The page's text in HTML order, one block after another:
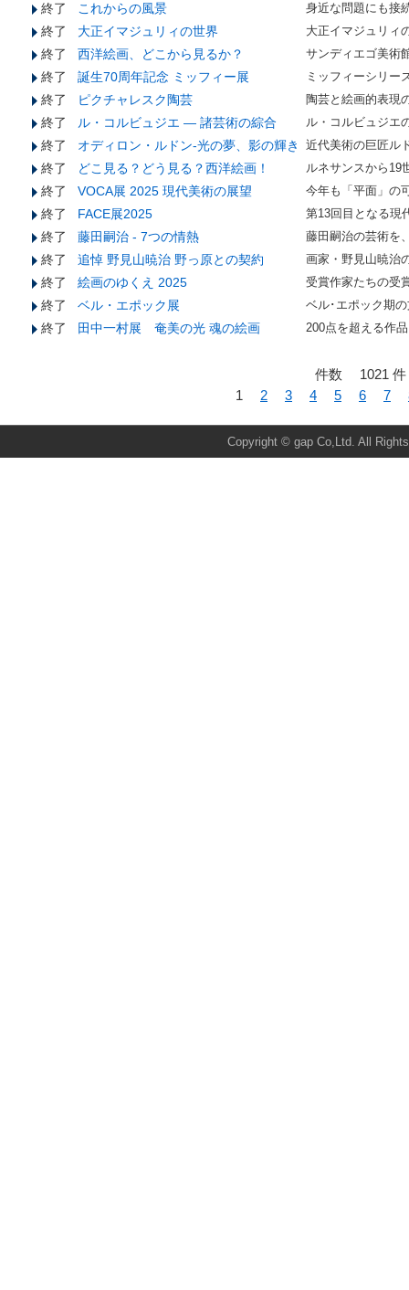
終了 これからの風景 身近な問題にも接
終了 大正イマジュリィの世界 大正イマジュリィ
終了 西洋絵画、どこから見るか？ サンディエゴ美術
終了 誕生70周年記念 ミッフィー展 ミッフィーシリー
終了 ピクチャレスク陶芸 陶芸と絵画的表現
終了 ル・コルビュジエ ― 諸芸術の綜合 ル・コルビュジエ
終了 オディロン・ルドン-光の夢、影の輝き 近代美術の巨匠ル
終了 どこ見る？どう見る？西洋絵画！ ルネサンスから19
終了 VOCA展 2025 現代美術の展望 今年も「平面」の
終了 FACE展2025 第13回目となる現
終了 藤田嗣治 - 7つの情熱 藤田嗣治の芸術を
終了 追悼 野見山暁治 野っ原との契約 画家・野見山暁治
終了 絵画のゆくえ 2025 受賞作家たちの受
終了 ベル・エポック展 ベル･エポック期
終了 田中一村展 奄美の光 魂の絵画 200点を超える作
件数 1021 件
1 2 3 4 5 6 7
Copyright © gap Co,Ltd. All